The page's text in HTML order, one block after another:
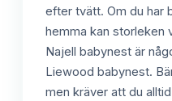
efter tvätt. Om du har
hemma kan storleken
Najell babynest är
Liewood babynest.
men kräver att du